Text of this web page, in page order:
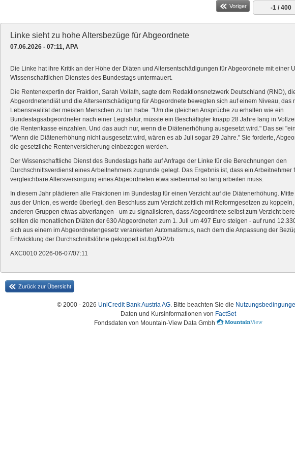
Voriger -1 / 400
Linke sieht zu hohe Altersbezüge für Abgeordnete
07.06.2026 - 07:11, APA
Die Linke hat ihre Kritik an der Höhe der Diäten und Altersentschädigungen für Abgeordnete mit einer
Wissenschaftlichen Dienstes des Bundestags untermauert.
Die Rentenexpertin der Fraktion, Sarah Vollath, sagte dem Redaktionsnetzwerk Deutschland (RND),
Abgeordnetendiät und die Altersentschädigung für Abgeordnete bewegten sich auf einem Niveau, das
Lebensrealität der meisten Menschen zu tun habe. "Um die gleichen Ansprüche zu erhalten wie ein
Bundestagsabgeordneter nach einer Legislatur, müsste ein Beschäftigter knapp 28 Jahre lang in
die Rentenkasse einzahlen. Und das auch nur, wenn die Diätenerhöhung ausgesetzt wird." Das sei
"Wenn die Diätenerhöhung nicht ausgesetzt wird, wären es ab Juli sogar 29 Jahre." Sie forderte,
die gesetzliche Rentenversicherung einbezogen werden.
Der Wissenschaftliche Dienst des Bundestags hatte auf Anfrage der Linke für die Berechnungen den
Durchschnittsverdienst eines Arbeitnehmers zugrunde gelegt. Das Ergebnis ist, dass ein Arbeitnehmer
vergleichbare Altersversorgung eines Abgeordneten etwa siebenmal so lang arbeiten muss.
In diesem Jahr plädieren alle Fraktionen im Bundestag für einen Verzicht auf die Diätenerhöhung.
aus der Union, es werde überlegt, den Beschluss zum Verzicht zeitlich mit Reformgesetzen zu
anderen Gruppen etwas abverlangen - um zu signalisieren, dass Abgeordnete selbst zum Verzicht
sollten die monatlichen Diäten der 630 Abgeordneten zum 1. Juli um 497 Euro steigen - auf rund
sich aus einem im Abgeordnetengesetz verankerten Automatismus, nach dem die Anpassung der
Entwicklung der Durchschnittslöhne gekoppelt ist./bg/DP/zb
AXC0010 2026-06-07/07:11
Zurück zur Übersicht
© 2000 - 2026 UniCredit Bank Austria AG. Bitte beachten Sie die
Daten und Kursinformationen von FactSet
Fondsdaten von Mountain-View Data Gmbh